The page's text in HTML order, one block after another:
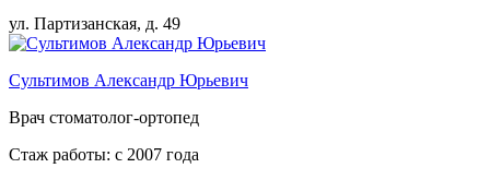
ул. Партизанская, д. 49
Сультимов Александр Юрьевич
Врач стоматолог-ортопед
Стаж работы: с 2007 года